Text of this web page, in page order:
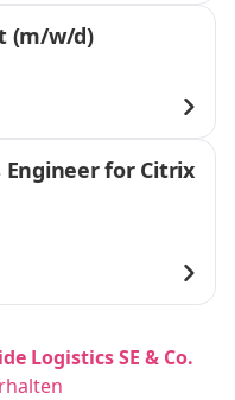
(m/w/d)
for Citrix
Logistics SE & Co.